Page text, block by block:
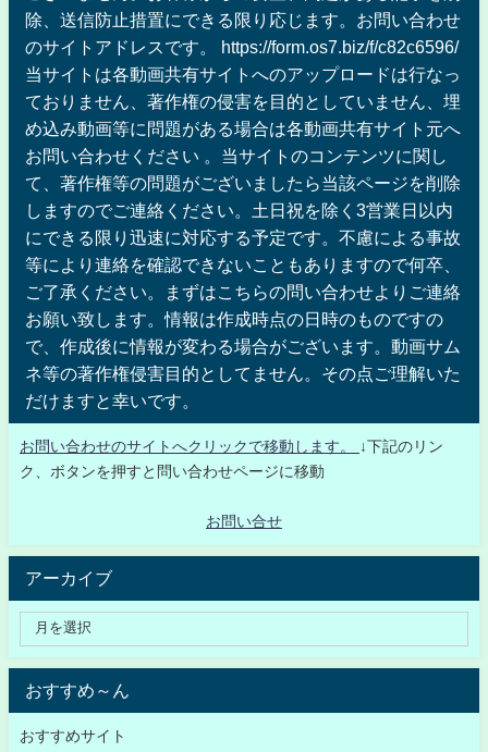
除、送信防止措置にできる限り応じます。お問い合わせ
のサイトアドレスです。 https://form.os7.biz/f/c82c6596/
当サイトは各動画共有サイトへのアップロードは行なっ
ておりません、著作権の侵害を目的としていません、埋
め込み動画等に問題がある場合は各動画共有サイト元へ
お問い合わせください 。当サイトのコンテンツに関し
て、著作権等の問題がございましたら当該ページを削除
しますのでご連絡ください。土日祝を除く3営業日以内
にできる限り迅速に対応する予定です。不慮による事故
等により連絡を確認できないこともありますので何卒、
ご了承ください。まずはこちらの問い合わせよりご連絡
お願い致します。情報は作成時点の日時のものですの
で、作成後に情報が変わる場合がございます。動画サム
ネ等の著作権侵害目的としてません。その点ご理解いた
だけますと幸いです。
お問い合わせのサイトへクリックで移動します。
↓下記のリン
ク、ボタンを押すと問い合わせページに移動
お問い合せ
アーカイブ
おすすめ～ん
おすすめサイト